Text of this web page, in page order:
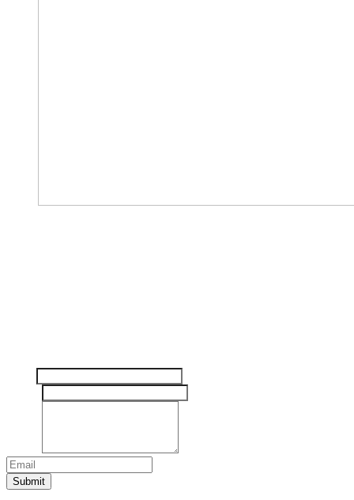
Submit